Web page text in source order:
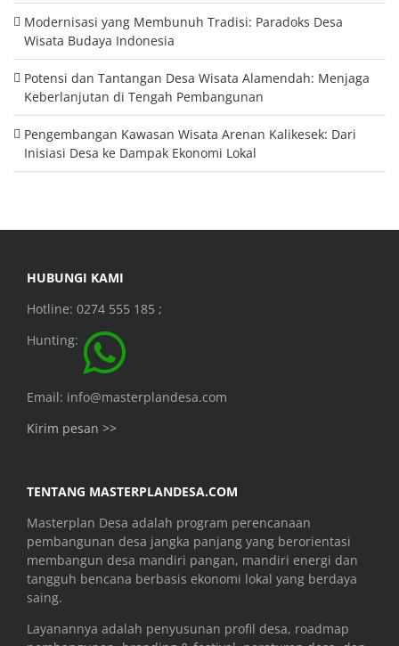
Modernisasi yang Membunuh Tradisi: Paradoks Desa
Wisata Budaya Indonesia
Potensi dan Tantangan Desa Wisata Alamendah: Menjaga
Keberlanjutan di Tengah Pembangunan
Pengembangan Kawasan Wisata Arenan Kalikesek: Dari
Inisiasi Desa ke Dampak Ekonomi Lokal
HUBUNGI KAMI
Hotline: 0274 555 185 ;
Hunting:
Email: info@masterplandesa.com
Kirim pesan >>
TENTANG MASTERPLANDESA.COM
Masterplan Desa adalah program perencanaan
pembangunan desa jangka panjang yang berorientasi
membangun desa mandiri pangan, mandiri energi dan
tangguh bencana berbasis ekonomi lokal yang berdaya
saing.
Layanannya adalah penyusunan profil desa, roadmap